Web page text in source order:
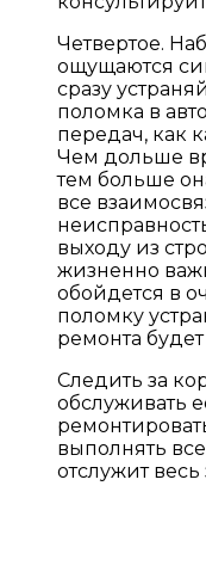
Четвертое.
ощущаются
сразу
поломка в
передач, как
Чем дольше
тем больше
все
выходу из
жизненно
обойдется в
поломку
ремонта
Следить за
обслуживать
выполнять
отслужит